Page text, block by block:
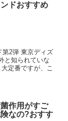
ドおすすめ
第2弾 東京ディズ
と知られていな
定番ですが、こ
作用がすご
なの?おすす